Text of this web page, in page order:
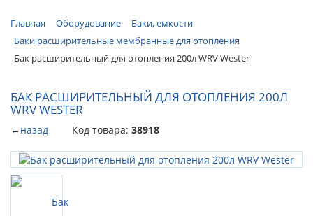
Главная Оборудование
Баки, емкости
Баки расширительные мембранные для отопления
Бак расширительный для отопления 200л WRV Wester
БАК РАСШИРИТЕЛЬНЫЙ ДЛЯ ОТОПЛЕНИЯ 200Л
WRV WESTER
←назад Код товара: 38918